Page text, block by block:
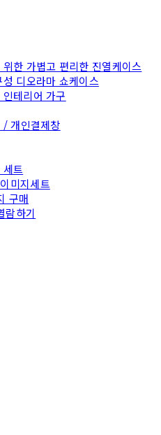
한 가볍고 편리한 진열케이스
디오라마 쇼케이스
테리어 가구
개인결제창
트
미지세트
구매
람하기